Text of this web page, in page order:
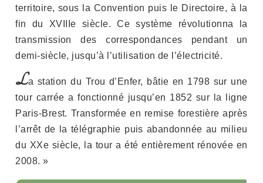
territoire, sous la Convention puis le Directoire, à la
fin du XVIIIe siècle. Ce système révolutionna la
transmission des correspondances pendant un
demi-siècle, jusqu’à l’utilisation de l’électricité.
La station du Trou d’Enfer, bâtie en 1798 sur une
tour carrée a fonctionné jusqu’en 1852 sur la ligne
Paris-Brest. Transformée en remise forestière après
l’arrêt de la télégraphie puis abandonnée au milieu
du XXe siècle, la tour a été entièrement rénovée en
2008. »